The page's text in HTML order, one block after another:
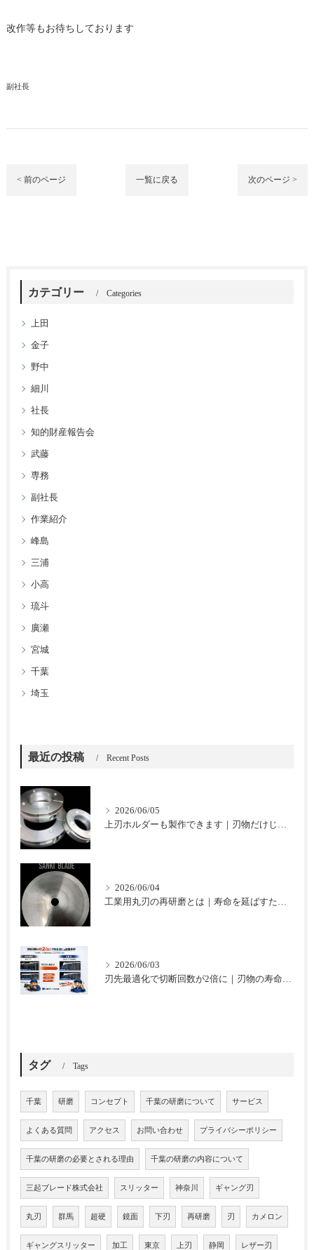
改作等もお待ちしております
副社長
< 前のページ 一覧に戻る 次のページ >
カテゴリー Categories
上田
金子
野中
細川
社長
知的財産報告会
武藤
専務
副社長
作業紹介
峰島
三浦
小高
琉斗
廣瀬
宮城
千葉
埼玉
最近の投稿 Recent Posts
2026/06/05
2026/06/04
2026/06/03
タグ Tags
千葉 研磨 コンセプト 千葉の研磨について サービス
よくある質問 アクセス お問い合わせ プライバシーポリシー
千葉の研磨の必要とされる理由 千葉の研磨の内容について
三起ブレード株式会社 スリッター 神奈川 ギャング刃
丸刃 群馬 超硬 鏡面 下刃 再研磨 刃 カメロン
ギャングスリッター 加工 東京 上刃 静岡 レザー刃